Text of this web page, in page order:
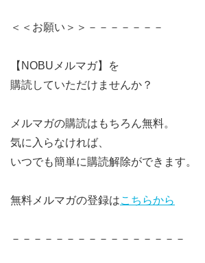
＜＜お願い＞＞－－－－－－－
【NOBUメルマガ】を
購読していただけませんか？
メルマガの購読はもちろん無料。
気に入らなければ、
いつでも簡単に購読解除ができます。
無料メルマガの登録はこちらから
－－－－－－－－－－－－－－－－